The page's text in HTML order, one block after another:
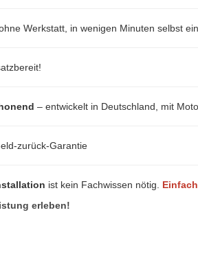
Werkstatt, in wenigen Minuten selbst
– entwickelt in Deutschland, mit
zurück-Garantie
ist kein Fachwissen nötig.
erleben!